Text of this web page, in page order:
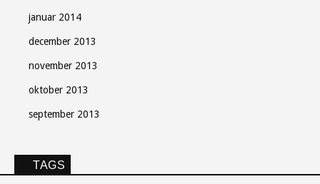
januar 2014
december 2013
november 2013
oktober 2013
september 2013
TAGS